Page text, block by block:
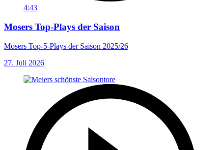
4:43
Mosers Top-Plays der Saison
Mosers Top-5-Plays der Saison 2025/26
27. Juli 2026